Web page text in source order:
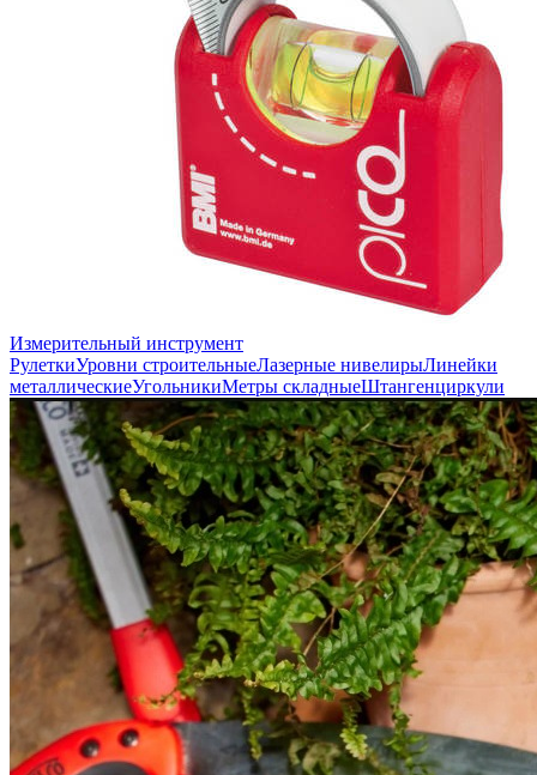
Измерительный инструмент
РулеткиУровни строительныеЛазерные нивелирыЛинейки
металлическиеУгольникиМетры складныеШтангенциркули